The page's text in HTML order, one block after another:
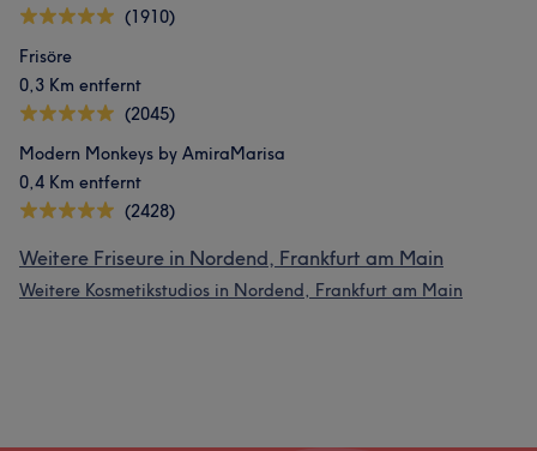
(1910)
Frisöre
0,3 Km entfernt
(2045)
Modern Monkeys by AmiraMarisa
0,4 Km entfernt
(2428)
Weitere Friseure in Nordend, Frankfurt am Main
Weitere Kosmetikstudios in Nordend, Frankfurt am Main